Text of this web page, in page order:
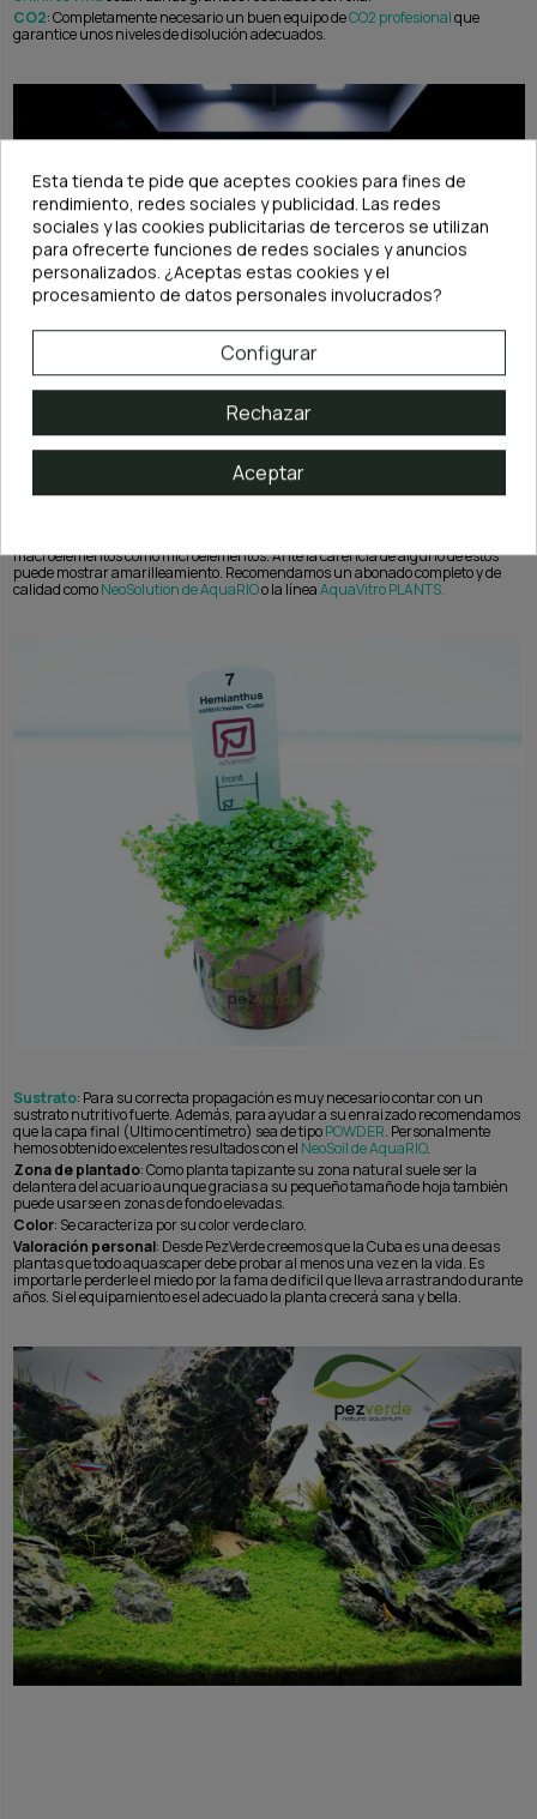
CO2: Completamente necesario un buen equipo deCO2 profesionalque
garantice unos niveles de disolución adecuados.
Dimensiones: Es una planta tapizante por lo que crece más a lo ancho que a lo
alto. La altura no debería sobrepasar los 3cm siendo importante llevar una
buena rutina de podas para que la planta se mantenga sana. En cuanto a su
maceta por cada área de 10 x 10 a tapizar, dividiendo la cantidad que trae en
unas 6-8 porciones aproximademente.
: Es de las plantas de acuario que más rápido se
propagan y si las condiciones son las adecuadas el acuario se puede ver
macroelementos como microelementos. Ante la carencia de alguno de estos
puede mostrar amarilleamiento. Recomendamos un abonado completo y de
calidad comoNeoSolution de AquaRIOo la líneaAquaVitro PLANTS.
Sustrato: Para su correcta propagación es muy necesario contar con un
sustrato nutritivo fuerte. Además, para ayudar a su enraizado recomendamos
que la capa final (Ultimo centímetro) sea de tipoPOWDER. Personalmente
hemos obtenido excelentes resultados con el NeoSoil de AquaRIO.
Zona de plantado: Como planta tapizante su zona natural suele ser la
delantera del acuario aunque gracias a su pequeño tamaño de hoja también
puede usarse en zonas de fondo elevadas.
Color: Se caracteriza por su color verde claro.
Valoración personal: Desde PezVerde creemos que la Cuba es una de esas
plantas que todo aquascaper debe probar al menos una vez en la vida. Es
importarle perderle el miedo por la fama de dificil que lleva arrastrando durante
años. Si el equipamiento es el adecuado la planta crecerá sana y bella.
Esta tienda te pide que aceptes cookies para fines de
rendimiento, redes sociales y publicidad. Las redes
sociales y las cookies publicitarias de terceros se utilizan
para ofrecerte funciones de redes sociales y anuncios
personalizados. ¿Aceptas estas cookies y el
procesamiento de datos personales involucrados?
Configurar
Rechazar
Aceptar